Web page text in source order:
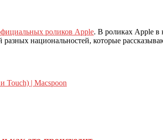
роликов Apple. В роликах Apple в
национальностей, которые
Touch) | Macspoon